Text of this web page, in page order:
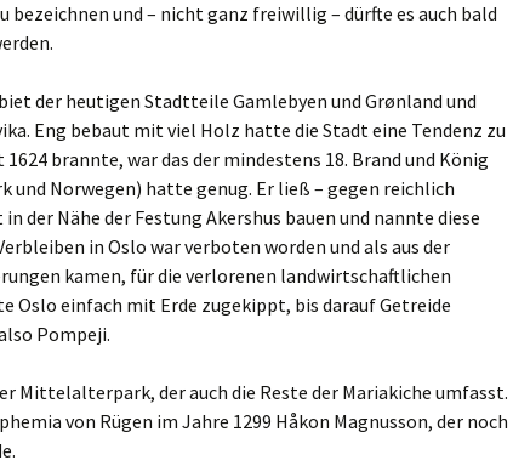
bezeichnen und – nicht ganz freiwillig – dürfte es auch bald
der heutigen Stadtteile Gamlebyen und Grønland und
Eng bebaut mit viel Holz hatte die Stadt eine Tendenz zu
brannte, war das der mindestens 18. Brand und König
und Norwegen) hatte genug. Er ließ – gegen reichlich
der Nähe der Festung Akershus bauen und nannte diese
in Oslo war verboten worden und als aus der
kamen, für die verlorenen landwirtschaftlichen
Oslo einfach mit Erde zugekippt, bis darauf Getreide
Pompeji.
Mittelalterpark, der auch die Reste der Mariakiche umfasst.
von Rügen im Jahre 1299 Håkon Magnusson, der noch